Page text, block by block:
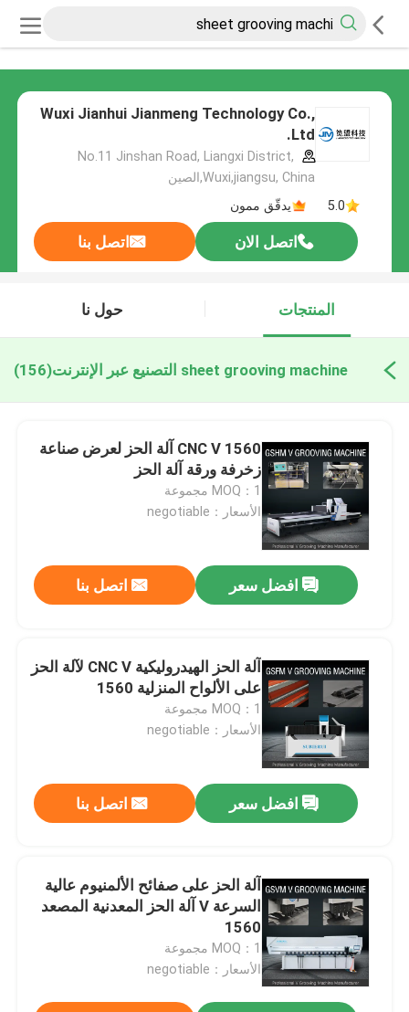
Wuxi Jianhui Jianmeng Technology Co.,
Ltd.
No.11 Jinshan Road, Liangxi District,
Wuxi,jiangsu, China,الصين
5.0
يدقّق ممون
اتصل الان اتصل بنا
المنتجات حول نا
sheet grooving machine التصنيع عبر الإنترنت (156)
1560 CNC V آلة الحز لعرض صناعة
زخرفة ورقة آلة الحز
MOQ：1 مجموعة
الأسعار：negotiable
افضل سعر اتصل بنا
آلة الحز الهيدروليكية CNC V لآلة الحز
على الألواح المنزلية 1560
MOQ：1 مجموعة
الأسعار：negotiable
افضل سعر اتصل بنا
آلة الحز على صفائح الألمنيوم عالية
السرعة V آلة الحز المعدنية المصعد
1560
MOQ：1 مجموعة
الأسعار：negotiable